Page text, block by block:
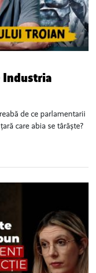
Industria
de ce parlamentarii
care abia se târăște?